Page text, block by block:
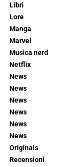
Libri
Lore
Manga
Marvel
Musica nerd
Netflix
News
News
News
News
News
News
Originals
Recensioni